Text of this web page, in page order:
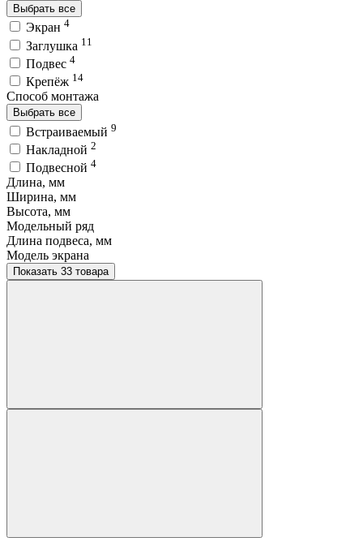
Выбрать все
Экран 4
Заглушка 11
Подвес 4
Крепёж 14
Способ монтажа
Выбрать все
Встраиваемый 9
Накладной 2
Подвесной 4
Длина, мм
Ширина, мм
Высота, мм
Модельный ряд
Длина подвеса, мм
Модель экрана
Показать 33 товара